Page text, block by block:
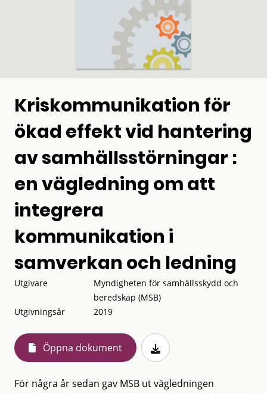
Kriskommunikation för
ökad effekt vid hantering
av samhällsstörningar :
en vägledning om att
integrera
kommunikation i
samverkan och ledning
Utgivare
Myndigheten för samhällsskydd och
beredskap (MSB)
Utgivningsår
2019
Öppna dokument
För några år sedan gav MSB ut vägledningen